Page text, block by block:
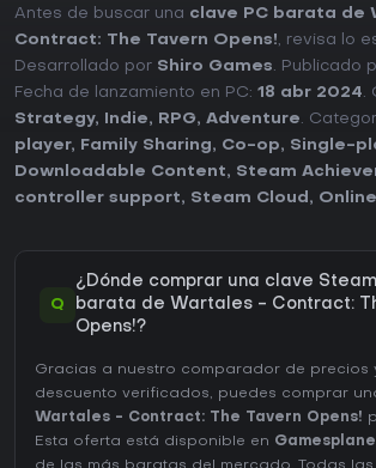
Antes de buscar una clave PC barata de
Contract: The Tavern Opens!, revisa lo
Desarrollado por Shiro Games. Publicado
Fecha de lanzamiento en PC: 18 abr 2024.
Strategy, Indie, RPG, Adventure.
player, Family Sharing, Co-op, Single-
Downloadable Content, Steam
controller support, Steam Cloud ,
Q
¿Dónde comprar una clave
barata de Wartales - Contract:
Opens!?
Gracias a nuestro comparador de precios
descuento verificados, puedes comprar
Wartales - Contract: The Tavern Opens!
Esta oferta está disponible en